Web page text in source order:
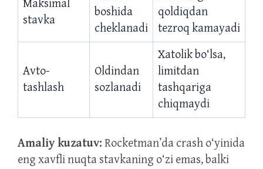
Maksimal
stavka
boshida
cheklanadi
qoldiqdan
tezroq kamayadi
Avto-
tashlash
Oldindan
sozlanadi
Xatolik bo‘lsa,
limitdan
tashqariga
chiqmaydi
Amaliy kuzatuv: Rocketman’da crash o‘yinida
eng xavfli nuqta stavkaning o‘zi emas, balki